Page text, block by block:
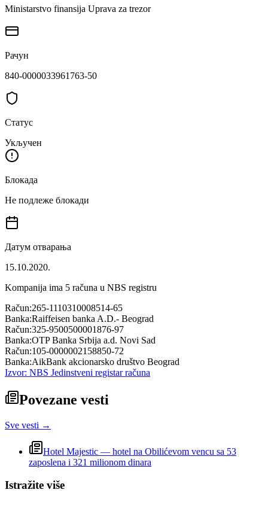
Ministarstvo finansija Uprava za trezor
Рачун
840-0000033961763-50
Статус
Укључен
Блокада
Не подлеже блокади
Датум отварања
15.10.2020.
Kompanija ima 5 računa u NBS registru
Račun:265-1110310008514-65
Banka:Raiffeisen banka A.D.- Beograd
Račun:325-9500500001876-97
Banka:OTP Banka Srbija a.d. Novi Sad
Račun:105-0000002158850-72
Banka:AikBank akcionarsko društvo Beograd
Izvor: NBS Jedinstveni registar računa
Povezane vesti
Sve vesti →
Hotel Majestic — hotel na Obilićevom vencu sa 53
zaposlena i 321 milionom dinara
Istražite više